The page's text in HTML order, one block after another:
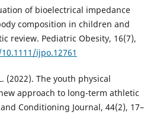
of bioelectrical impedance
composition in children and
review. Pediatric Obesity, 16(7),
ijpo.12761
(2022). The youth physical
approach to long-term athletic
Conditioning Journal, 44(2), 17–